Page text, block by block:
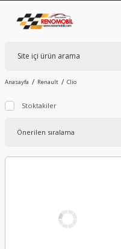
Anasayfa Renault Clio
Stoktakiler